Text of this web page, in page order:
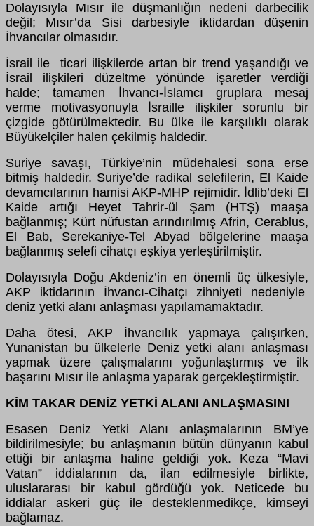
Dolayısıyla Mısır ile düşmanlığın nedeni darbecilik
değil; Mısır’da Sisi darbesiyle iktidardan düşenin
İhvancılar olmasıdır.
İsrail ile ticari ilişkilerde artan bir trend yaşandığı ve
İsrail ilişkileri düzeltme yönünde işaretler verdiği
halde; tamamen İhvancı-İslamcı gruplara mesaj
verme motivasyonuyla İsraille ilişkiler sorunlu bir
çizgide götürülmektedir. Bu ülke ile karşılıklı olarak
Büyükelçiler halen çekilmiş haldedir.
Suriye savaşı, Türkiye’nin müdehalesi sona erse
bitmiş haldedir. Suriye’de radikal selefilerin, El Kaide
devamcılarının hamisi AKP-MHP rejimidir. İdlib’deki El
Kaide artığı Heyet Tahrir-ül Şam (HTŞ) maaşa
bağlanmış; Kürt nüfustan arındırılmış Afrin, Cerablus,
El Bab, Serekaniye-Tel Abyad bölgelerine maaşa
bağlanmış selefi cihatçı eşkiya yerleştirilmiştir.
Dolayısıyla Doğu Akdeniz’in en önemli üç ülkesiyle,
AKP iktidarının İhvancı-Cihatçı zihniyeti nedeniyle
deniz yetki alanı anlaşması yapılamamaktadır.
Daha ötesi, AKP İhvancılık yapmaya çalışırken,
Yunanistan bu ülkelerle Deniz yetki alanı anlaşması
yapmak üzere çalışmalarını yoğunlaştırmış ve ilk
başarını Mısır ile anlaşma yaparak gerçekleştirmiştir.
KİM TAKAR DENİZ YETKİ ALANI ANLAŞMASINI
Esasen Deniz Yetki Alanı anlaşmalarının BM’ye
bildirilmesiyle; bu anlaşmanın bütün dünyanın kabul
ettiği bir anlaşma haline geldiği yok. Keza “Mavi
Vatan” iddialarının da, ilan edilmesiyle birlikte,
uluslararası bir kabul gördüğü yok. Neticede bu
iddialar askeri güç ile desteklenmedikçe, kimseyi
bağlamaz.